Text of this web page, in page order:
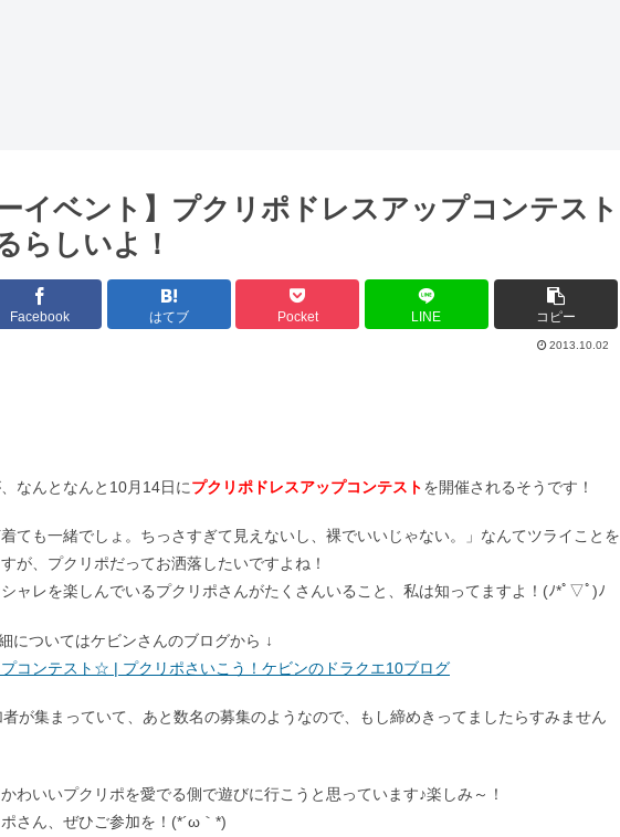
イベント】プクリポドレスアップコンテスト
らしいよ！
Facebook はてブ Pocket LINE コピー
2013.10.02
なんとなんと10月14日にプクリポドレスアップコンテストを開催されるそうです！
ても一緒でしょ。ちっさすぎて見えないし、裸でいいじゃない。」なんてツライことを
が、プクリポだってお洒落したいですよね！
ャレを楽しんでいるプクリポさんがたくさんいること、私は知ってますよ！(ﾉ*ﾟ▽ﾟ)ﾉ
についてはケビンさんのブログから ↓
コンテスト☆ | プクリポさいこう！ケビンのドラクエ10ブログ
が集まっていて、あと数名の募集のようなので、もし締めきってましたらすみません
わいいプクリポを愛でる側で遊びに行こうと思っています♪楽しみ～！
さん、ぜひご参加を！(*´ω｀*)